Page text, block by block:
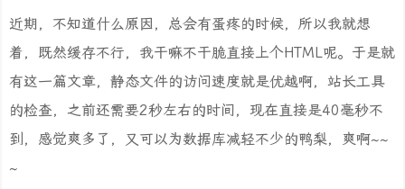
近期，不知道什么原因，总会有蛋疼的时候，所以我就想
着，既然缓存不行，我干嘛不干脆直接上个HTML呢。于是就
有这一篇文章，静态文件的访问速度就是优越啊，站长工具
的检查，之前还需要2秒左右的时间，现在直接是40毫秒不
到，感觉爽多了，又可以为数据库减轻不少的鸭梨，爽啊~~
~